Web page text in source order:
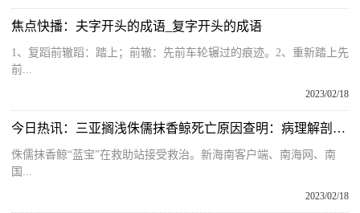
焦点快播：夫字开头的成语_复字开头的成语
1、复蹈前辙蹈：踏上；前辙：先前车轮辗过的痕迹。2、重新踏上先
前...
2023/02/18
今日热讯：三亚搁浅侏儒抹香鲸死亡原因查明：病理解剖发现其怀有身孕
侏儒抹香鲸“蓝宝”在救助站接受救治。新海南客户端、南海网、南
国...
2023/02/18